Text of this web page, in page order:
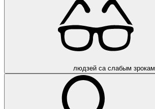
людзей са слабым зрокам